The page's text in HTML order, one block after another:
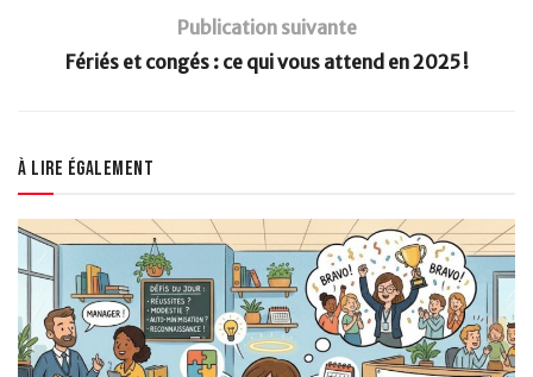
Publication suivante
Fériés et congés : ce qui vous attend en 2025 !
À lire également